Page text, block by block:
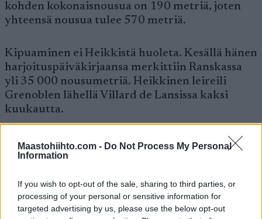
Maastohiihto.com - Do Not Process My Personal
Information
If you wish to opt-out of the sale, sharing to third parties, or
processing of your personal or sensitive information for
targeted advertising by us, please use the below opt-out
kohden kokonaisnousua on 190 metriä, joten
yhteensä nousua tulee 570 metriä.
Kipuaminen ei Heikkistä huoleta. Kesällä hänen
harjoituspäiväkirjaansa merkittiin Ranskassa
yli 35 000 nousumetriä. Heikkinen leireili
Grenoblen lähellä Villard de Lansissa kaksi
kuukautta.
Nousiainen uskoo selkänsä kestävän
Ville Nousiaisen selän vertyminen vapaan
hiihtotavan edellyttämään kuntoon aikaistui, ja